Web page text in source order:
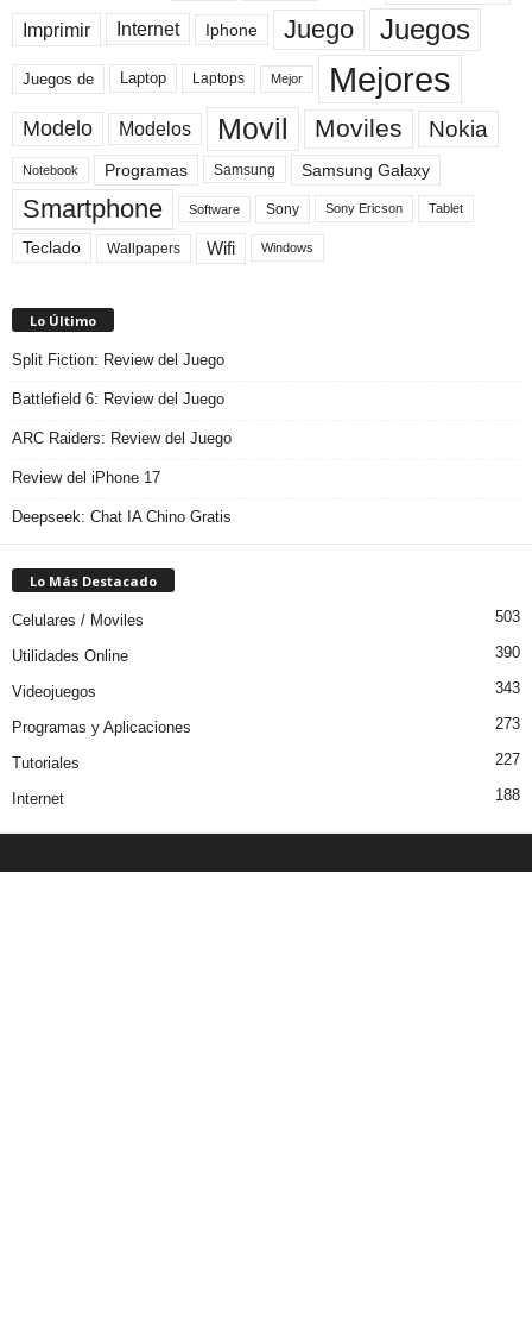
Imprimir Internet Iphone Juego Juegos
Juegos de Laptop Laptops Mejor Mejores
Modelo Modelos Movil Moviles Nokia
Notebook Programas Samsung Samsung Galaxy
Smartphone Software Sony Sony Ericson Tablet
Teclado Wallpapers Wifi Windows
Lo Último
Split Fiction: Review del Juego
Battlefield 6: Review del Juego
ARC Raiders: Review del Juego
Review del iPhone 17
Deepseek: Chat IA Chino Gratis
Lo Más Destacado
Celulares / Moviles 503
Utilidades Online 390
Videojuegos 343
Programas y Aplicaciones 273
Tutoriales 227
Internet 188